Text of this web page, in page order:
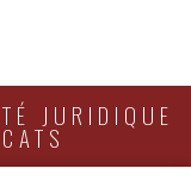
JURIDIQUE